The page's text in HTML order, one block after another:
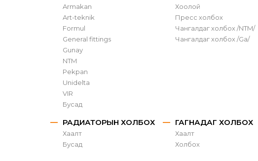
Хоолой
Пресс холбох
Чангалдаг холбох /NTM/
Чангалдаг холбох /Ga/
РАДИАТОРЫН ХОЛБОХ
Хаалт
Бусад
ГАГНАДАГ ХОЛБОХ
Хаалт
Холбох
Armakan
Art-teknik
Formul
General fittings
Gunay
NTM
Pekpan
Unidelta
VIR
Бусад